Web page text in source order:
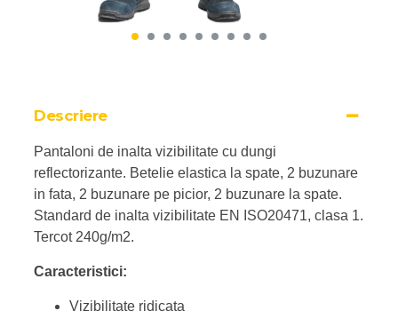
Descriere
Pantaloni de inalta vizibilitate cu dungi
reflectorizante. Betelie elastica la spate, 2 buzunare
in fata, 2 buzunare pe picior, 2 buzunare la spate.
Standard de inalta vizibilitate EN ISO20471, clasa 1.
Tercot 240g/m2.
Caracteristici:
Vizibilitate ridicata